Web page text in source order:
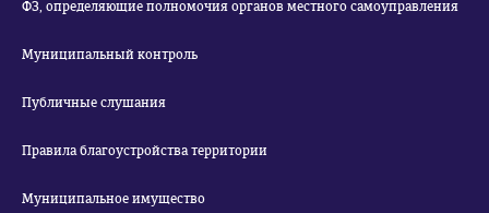
ФЗ, определяющие полномочия органов местного самоуправления
Муниципальный контроль
Публичные слушания
Правила благоустройства территории
Муниципальное имущество